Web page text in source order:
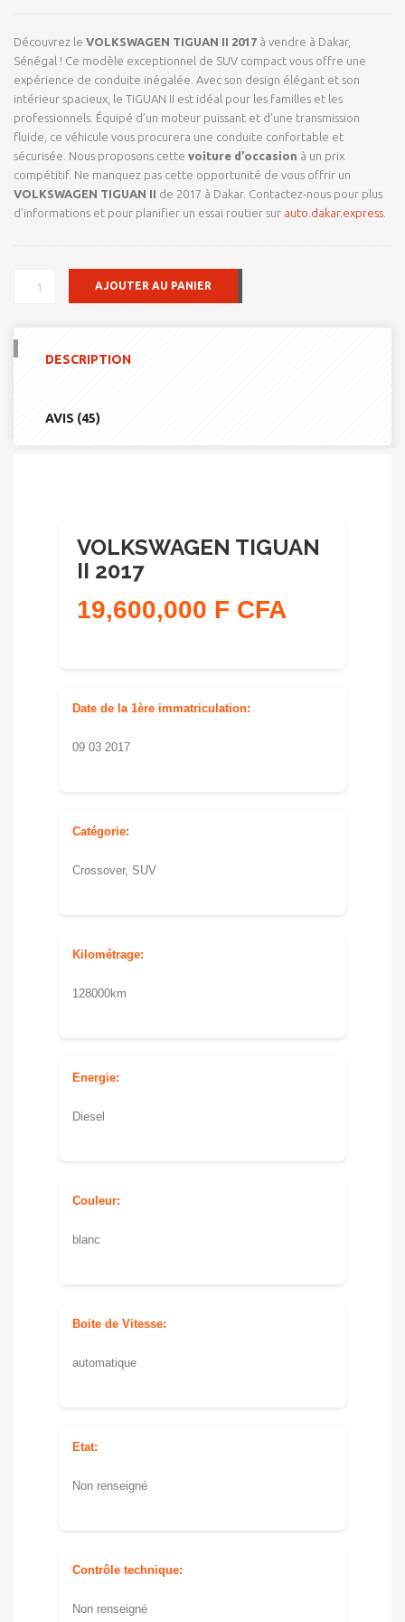
client
Découvrez le VOLKSWAGEN TIGUAN II 2017 à vendre à Dakar,
Sénégal ! Ce modèle exceptionnel de SUV compact vous offre une
expérience de conduite inégalée. Avec son design élégant et son
intérieur spacieux, le TIGUAN II est idéal pour les familles et les
professionnels. Équipé d’un moteur puissant et d’une transmission
fluide, ce véhicule vous procurera une conduite confortable et
sécurisée. Nous proposons cette voiture d’occasion à un prix
compétitif. Ne manquez pas cette opportunité de vous offrir un
VOLKSWAGEN TIGUAN II de 2017 à Dakar. Contactez-nous pour plus
d’informations et pour planifier un essai routier sur auto.dakar.express
QUANTITÉ
AJOUTER AU PANIER
DESCRIPTION
AVIS (45)
VOLKSWAGEN TIGUAN
II 2017
19,600,000 F CFA
Date de la 1ère immatriculation:
09 03 2017
Catégorie:
Crossover, SUV
Kilométrage:
128000km
Energie:
Diesel
Couleur:
blanc
Boite de Vitesse:
automatique
Etat:
Non renseigné
Contrôle technique:
Non renseigné